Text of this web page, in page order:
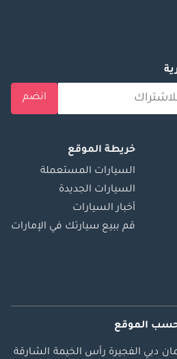
انضم
خريطة الموقع
السيارات المستعملة
السيارات الجديدة
أخبار السيارات
قم ببيع سيارتك في الإمارات
الموقع
دبي الفجيرة رأس الخيمة الشارقة